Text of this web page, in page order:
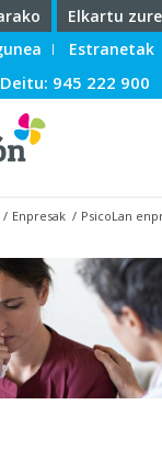
Elkartu
Estranetak
Deitu: 945 222 900
/ Enpresak / PsicoLan